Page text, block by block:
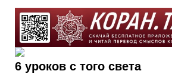
6 уроков с того света